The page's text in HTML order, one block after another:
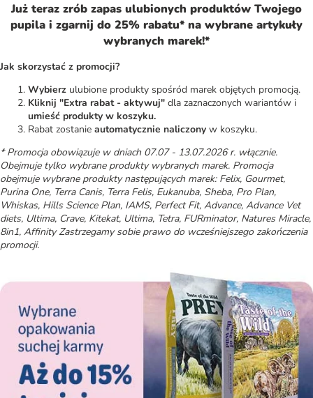
Już teraz zrób zapas ulubionych produktów Twojego
pupila i zgarnij do 25% rabatu* na wybrane artykuły
wybranych marek!*
Jak skorzystać z promocji?
Wybierz ulubione produkty spośród marek objętych promocją.
Kliknij "Extra rabat - aktywuj" dla zaznaczonych wariantów i
umieść produkty w koszyku.
Rabat zostanie automatycznie naliczony w koszyku.
* Promocja obowiązuje w dniach 07.07 - 13.07.2026 r. włącznie.
Obejmuje tylko wybrane produkty wybranych marek. Promocja
obejmuje wybrane produkty następujących marek: Felix, Gourmet,
Purina One, Terra Canis, Terra Felis, Eukanuba, Sheba, Pro Plan,
Whiskas, Hills Science Plan, IAMS, Perfect Fit, Advance, Advance Vet
diets, Ultima, Crave, Kitekat, Ultima, Tetra, FURminator, Natures Miracle,
8in1, AffinityZastrzegamy sobie prawo do wcześniejszego zakończenia
promocji.